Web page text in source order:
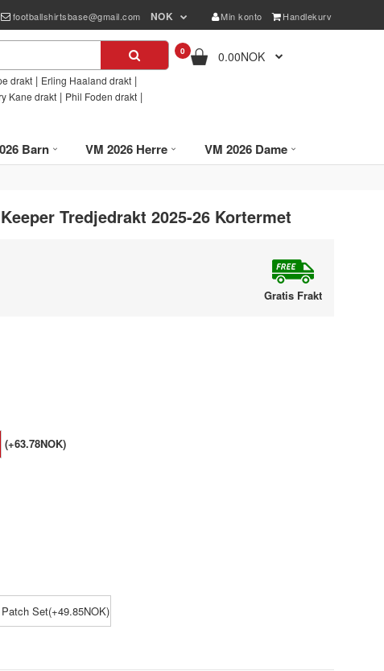
footballshirtsbase@gmail.com NOK Min konto Handlekurv
drakt | Erling Haaland drakt |
Kane drakt | Phil Foden drakt |
0 0.00NOK
Barn VM 2026 Herre VM 2026 Dame
Tredjedrakt 2025-26 Kortermet
Gratis Frakt
(+63.78NOK)
Set(+49.85NOK)